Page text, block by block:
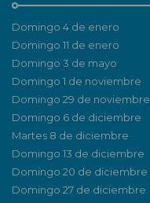
Domingo 4 de enero
Domingo 11 de enero
Domingo 3 de mayo
Domingo 1 de noviembre
Domingo 29 de noviembre
Domingo 6 de diciembre
Martes 8 de diciembre
Domingo 13 de diciembre
Domingo 20 de diciembre
Domingo 27 de diciembre